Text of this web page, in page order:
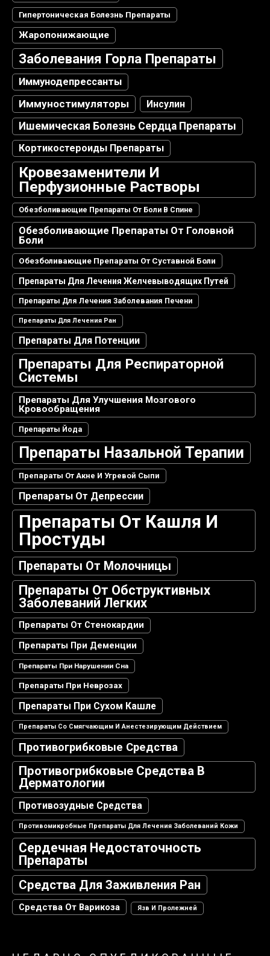
Гипертоническая Болезнь Препараты
Жаропонижающие
Заболевания Горла Препараты
Иммунодепрессанты
Иммуностимуляторы Инсулин
Ишемическая Болезнь Сердца Препараты
Кортикостероиды Препараты
Кровезаменители И
Перфузионные Растворы
Обезболивающие Препараты От Боли В Спине
Обезболивающие Препараты От Головной
Боли
Обезболивающие Препараты От Суставной Боли
Препараты Для Лечения Желчевыводящих Путей
Препараты Для Лечения Заболевания Печени
Препараты Для Лечения Ран
Препараты Для Потенции
Препараты Для Респираторной
Системы
Препараты Для Улучшения Мозгового
Кровообращения
Препараты Йода
Препараты Назальной Терапии
Препараты От Акне И Угревой Сыпи
Препараты От Депрессии
Препараты От Кашля И
Простуды
Препараты От Молочницы
Препараты От Обструктивных
Заболеваний Легких
Препараты От Стенокардии
Препараты При Деменции
Препараты При Нарушении Сна
Препараты При Неврозах
Препараты При Сухом Кашле
Препараты Со Смягчающим И Анестезирующим Действием
Противогрибковые Средства
Противогрибковые Средства В
Дерматологии
Противозудные Средства
Противомикробные Препараты Для Лечения Заболеваний Кожи
Сердечная Недостаточность
Препараты
Средства Для Заживления Ран
Средства От Варикоза Язв И Пролежней